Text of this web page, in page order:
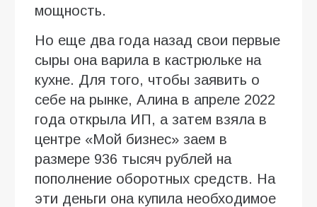
мощность.
Но еще два года назад свои первые
сыры она варила в кастрюльке на
кухне. Для того, чтобы заявить о
себе на рынке, Алина в апреле 2022
года открыла ИП, а затем взяла в
центре «Мой бизнес» заем в
размере 936 тысяч рублей на
пополнение оборотных средств. На
эти деньги она купила необходимое